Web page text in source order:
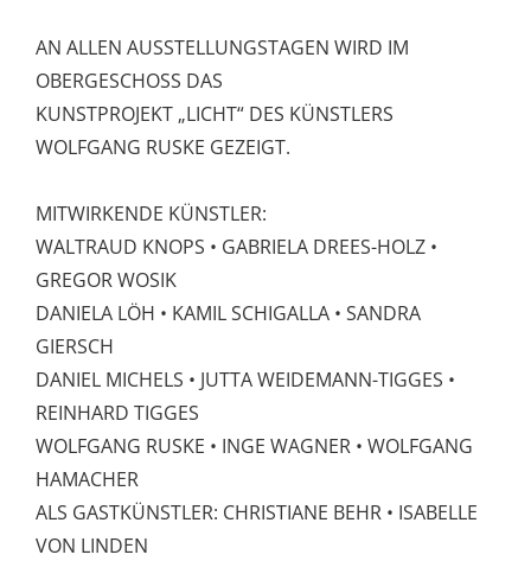
AN ALLEN AUSSTELLUNGSTAGEN WIRD IM
OBERGESCHOSS DAS
KUNSTPROJEKT „LICHT“ DES KÜNSTLERS
WOLFGANG RUSKE GEZEIGT.
MITWIRKENDE KÜNSTLER:
WALTRAUD KNOPS • GABRIELA DREES-HOLZ •
GREGOR WOSIK
DANIELA LÖH • KAMIL SCHIGALLA • SANDRA
GIERSCH
DANIEL MICHELS • JUTTA WEIDEMANN-TIGGES •
REINHARD TIGGES
WOLFGANG RUSKE • INGE WAGNER • WOLFGANG
HAMACHER
ALS GASTKÜNSTLER: CHRISTIANE BEHR • ISABELLE
VON LINDEN